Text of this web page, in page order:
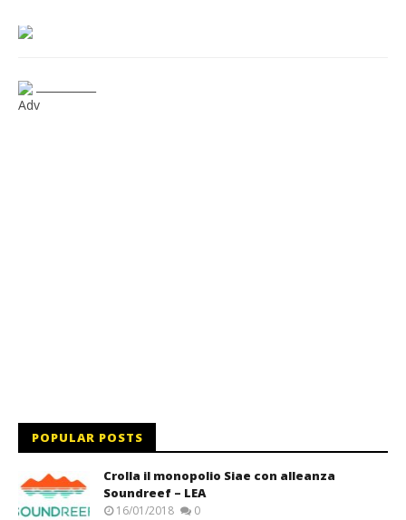
Adv
POPULAR POSTS
Crolla il monopolio Siae con alleanza
Soundreef – LEA
16/01/2018 0